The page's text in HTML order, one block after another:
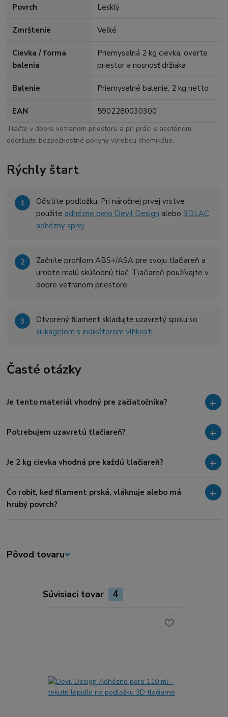
Povrch Lesklý
Zmrštenie Veľké
Cievka / forma
balenia
Priemyselná 2 kg cievka; overte
priestor a nosnosť držiaka
Balenie Priemyselné balenie, 2 kg netto
EAN 5902280030300
Tlačte v dobre vetranom priestore a pri práci s acetónom
dodržujte bezpečnostné pokyny výrobcu chemikálie.
Rýchly štart
Očistite podložku. Pri náročnej prvej vrstve
použite adhézne pero Devil Design alebo3DLAC
adhézny sprej.
Začnite profilom ABS+/ASA pre svoju tlačiareň a
urobte malú skúšobnú tlač. Tlačiareň používajte v
dobre vetranom priestore.
Otvorený filament skladujte uzavretý spolu so
silikagelom s indikátorom vlhkosti.
Časté otázky
Je tento materiál vhodný pre začiatočníka?
Potrebujem uzavretú tlačiareň?
Je 2 kg cievka vhodná pre každú tlačiareň?
Čo robiť, keď filament prská, vláknuje alebo má
hrubý povrch?
Pôvod tovaru
Súvisiaci tovar 4